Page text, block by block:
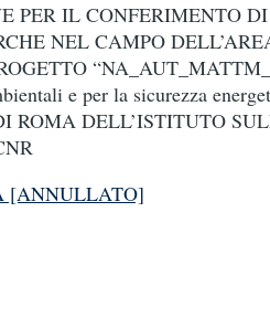
PER IL CONFERIMENTO
NEL CAMPO
e per la sicurezza
ROMA DELL’ISTITUTO
[ANNULLATO]